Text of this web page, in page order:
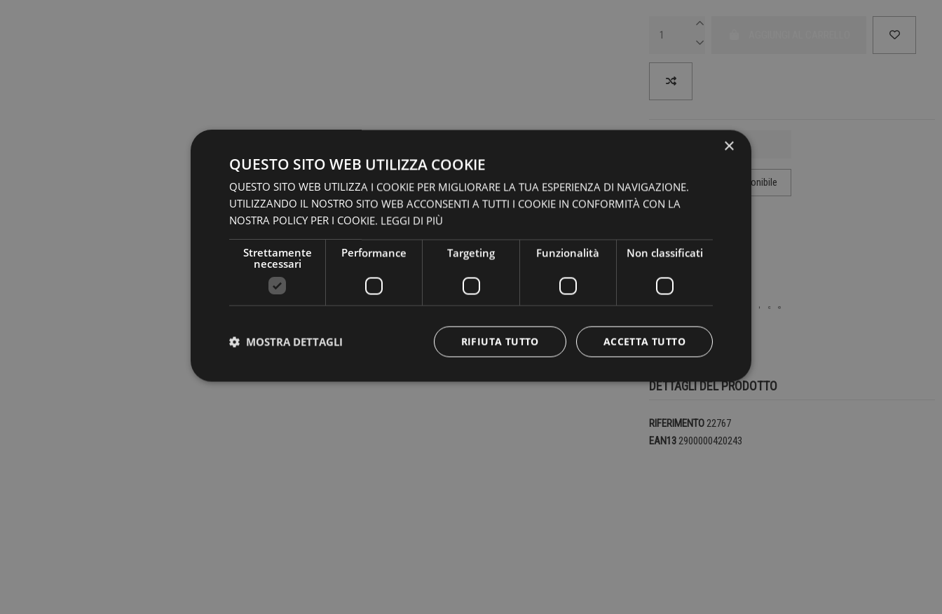
DETTAGLI DEL PRODOTTO
RIFERIMENTO22767
EAN132900000420243
×
QUESTO SITO WEB UTILIZZA COOKIE
QUESTO SITO WEB UTILIZZA I COOKIE PER MIGLIORARE LA TUA ESPERIENZA DI NAVIGAZIONE.
UTILIZZANDO IL NOSTRO SITO WEB ACCONSENTI A TUTTI I COOKIE IN CONFORMITÀ CON LA
NOSTRA POLICY PER I COOKIE. LEGGI DI PIÙ
Strettamente
necessari
Performance Targeting Funzionalità Non classificati
ACCETTA TUTTO
RIFIUTA TUTTO
MOSTRA DETTAGLI